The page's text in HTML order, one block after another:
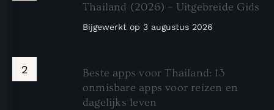
Thailand (2026) – Uitgebreide Gids
Bijgewerkt op 3 augustus 2026
Beste apps voor Thailand: 13
onmisbare apps voor reizen en
dagelijks leven